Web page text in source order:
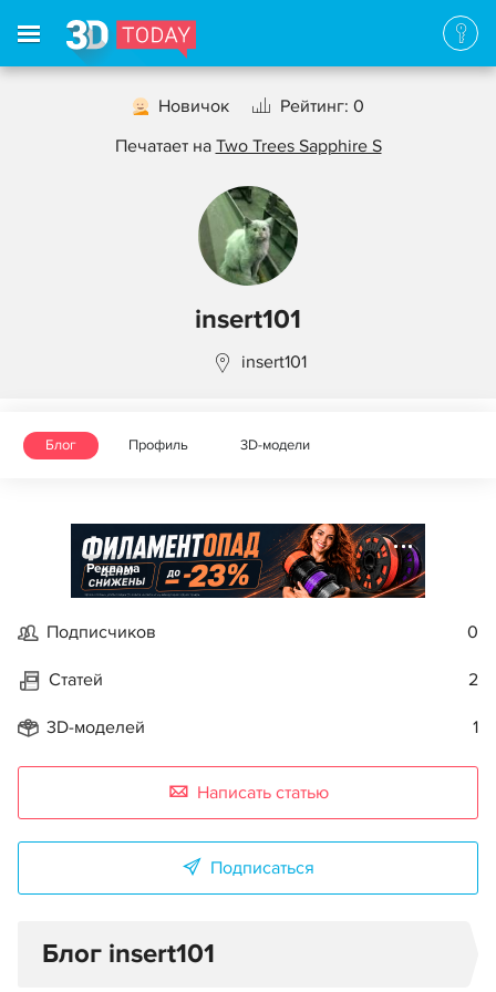
Новичок
Рейтинг: 0
Печатает на Two Trees Sapphire S
insert101
insert101
Блог Профиль 3D-модели
Реклама
Подписчиков 0
Статей 2
3D-моделей 1
Написать статью
Подписаться
Блог insert101